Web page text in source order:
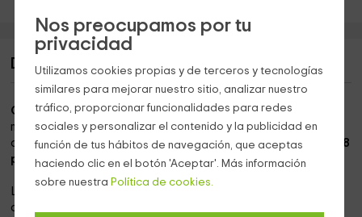
Nos preocupamos por tu
privacidad
Utilizamos cookies propias y de terceros y tecnologías
similares para mejorar nuestro sitio, analizar nuestro
tráfico, proporcionar funcionalidades para redes
sociales y personalizar el contenido y la publicidad en
función de tus hábitos de navegación, que aceptas
haciendo clic en el botón 'Aceptar'. Más información
sobre nuestra Política de cookies.
Descripción de Casa Rural Montedeio
Casa Rural Montedeiose encuentra en el pequeño
municipio deVillamayor de Mojardín (Navarra), en la
comarca de Estella Oriental y tiene una capacidad de
6 a 8
plazas.
La construcción de esta vivienda se remonta al año 1832,
conservando en la actualidad la estructura propia de las